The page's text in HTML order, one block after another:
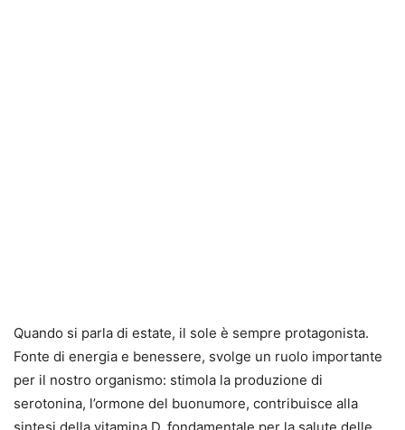
Quando si parla di estate, il sole è sempre protagonista.
Fonte di energia e benessere, svolge un ruolo importante
per il nostro organismo: stimola la produzione di
serotonina, l’ormone del buonumore, contribuisce alla